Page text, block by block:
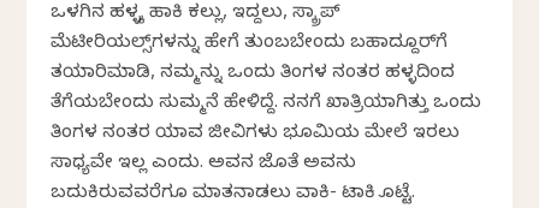
ಒಳಗಿನ ಹಳ್ಳಕ್ಕೆ ಹಾಕಿ ಕಲ್ಲು, ಇದ್ದಲು, ಸ್ಕ್ರಾಪ್
ಮೆಟೀರಿಯಲ್ಸ್‌ಗಳನ್ನು ಹೇಗೆ ತುಂಬಬೇಕೆಂದು ಬಹಾದ್ದೂರ್‌ಗೆ
ತಯಾರಿಮಾಡಿ, ನಮ್ಮನ್ನು ಒಂದು ತಿಂಗಳ ನಂತರ ಹಳ್ಳದಿಂದ
ತೆಗೆಯಬೇಕೆಂದು ಸುಮ್ಮನೆ ಹೇಳಿದ್ದೆ. ನನಗೆ ಖಾತ್ರಿಯಾಗಿತ್ತು ಒಂದು
ತಿಂಗಳ ನಂತರ ಯಾವ ಜೀವಿಗಳು ಭೂಮಿಯ ಮೇಲೆ ಇರಲು
ಸಾಧ್ಯವೇ ಇಲ್ಲ ಎಂದು. ಅವನ ಜೊತೆ ಅವನು
ಬದುಕಿರುವವರೆಗೂ ಮಾತನಾಡಲು ವಾಕಿ- ಟಾಕಿ ಕೊಟ್ಟೆ.